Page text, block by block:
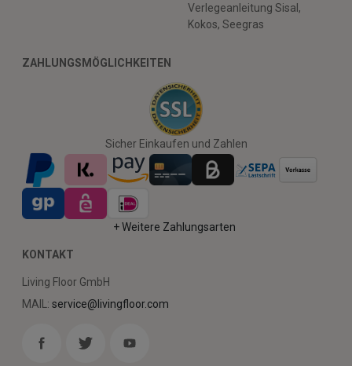
Verlegeanleitung Sisal,
Kokos, Seegras
ZAHLUNGSMÖGLICHKEITEN
Sicher Einkaufen und Zahlen
+ Weitere Zahlungsarten
KONTAKT
Living Floor GmbH
MAIL: service@livingfloor.com